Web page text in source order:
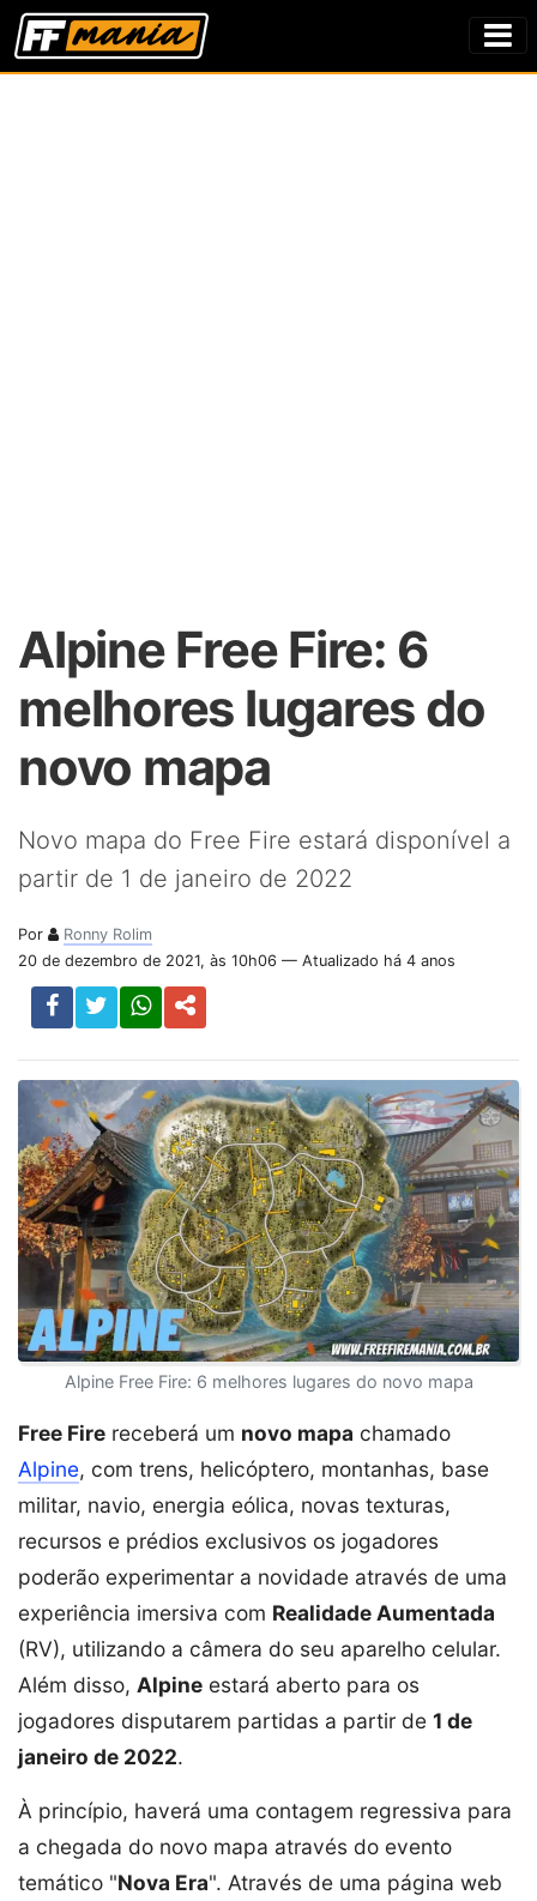
Alpine Free Fire: 6
melhores lugares do
novo mapa
Novo mapa do Free Fire estará disponível a
partir de 1 de janeiro de 2022
Por
Ronny Rolim
20 de dezembro de 2021, às 10h06 — Atualizado há 4 anos
Alpine Free Fire: 6 melhores lugares do novo mapa
Free Fire receberá um novo mapa chamado
Alpine, com trens, helicóptero, montanhas, base
militar, navio, energia eólica, novas texturas,
recursos e prédios exclusivos os jogadores
poderão experimentar a novidade através de uma
experiência imersiva com Realidade Aumentada
(RV), utilizando a câmera do seu aparelho celular.
Além disso, Alpine estará aberto para os
jogadores disputarem partidas a partir de 1 de
janeiro de 2022.
À princípio, haverá uma contagem regressiva para
a chegada do novo mapa através do evento
temático "Nova Era". Através de uma página web